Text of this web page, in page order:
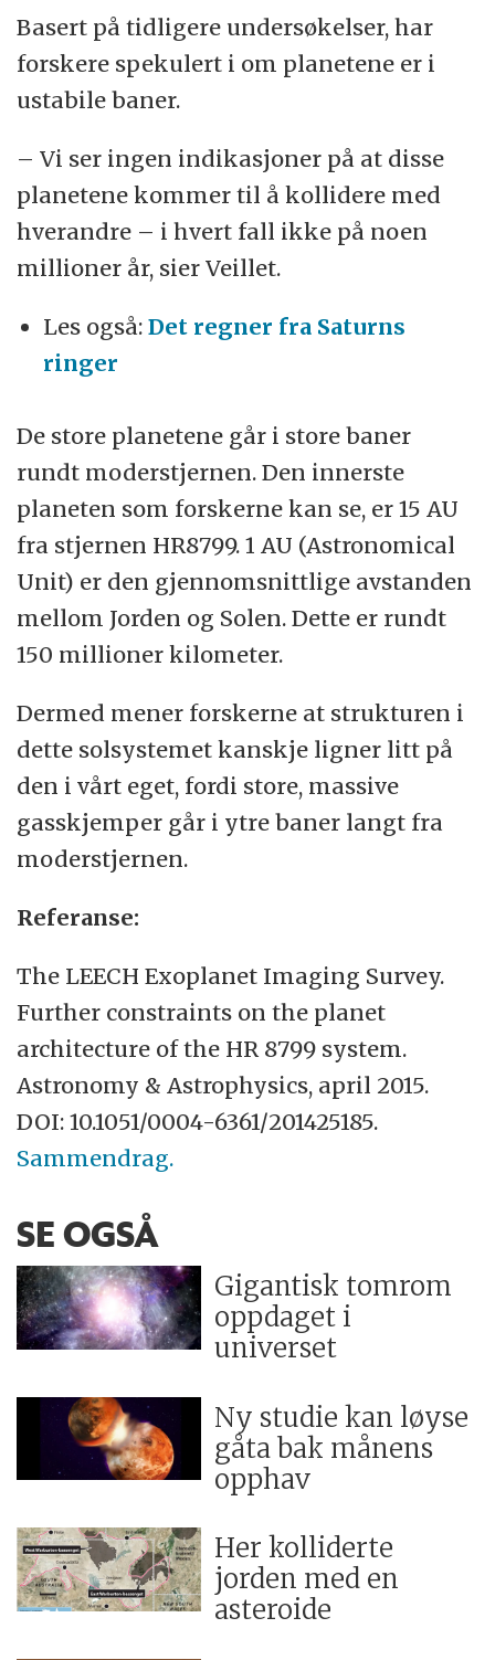
Basert på tidligere undersøkelser, har
forskere spekulert i om planetene er i
ustabile baner.
– Vi ser ingen indikasjoner på at disse
planetene kommer til å kollidere med
hverandre – i hvert fall ikke på noen
millioner år, sier Veillet.
Les også:Det regner fra Saturns
ringer
De store planetene går i store baner
rundt moderstjernen. Den innerste
planeten som forskerne kan se, er 15 AU
fra stjernen HR8799. 1 AU (Astronomical
Unit) er den gjennomsnittlige avstanden
mellom Jorden og Solen. Dette er rundt
150 millioner kilometer.
Dermed mener forskerne at strukturen i
dette solsystemet kanskje ligner litt på
den i vårt eget, fordi store, massive
gasskjemper går i ytre baner langt fra
moderstjernen.
Referanse:
The LEECH Exoplanet Imaging Survey.
Further constraints on the planet
architecture of the HR 8799 system.
Astronomy & Astrophysics, april 2015.
DOI: 10.1051/0004-6361/201425185.
Sammendrag.
SE OGSÅ
Gigantisk tomrom
oppdaget i
universet
Ny studie kan løyse
gåta bak månens
opphav
Her kolliderte
jorden med en
asteroide